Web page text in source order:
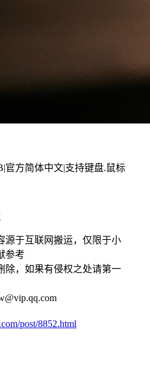
官方简体中文|支持键盘.鼠标
源于互联网搬运，仅限于小
参考
除，如果有侵权之处请第一
post/8852.html